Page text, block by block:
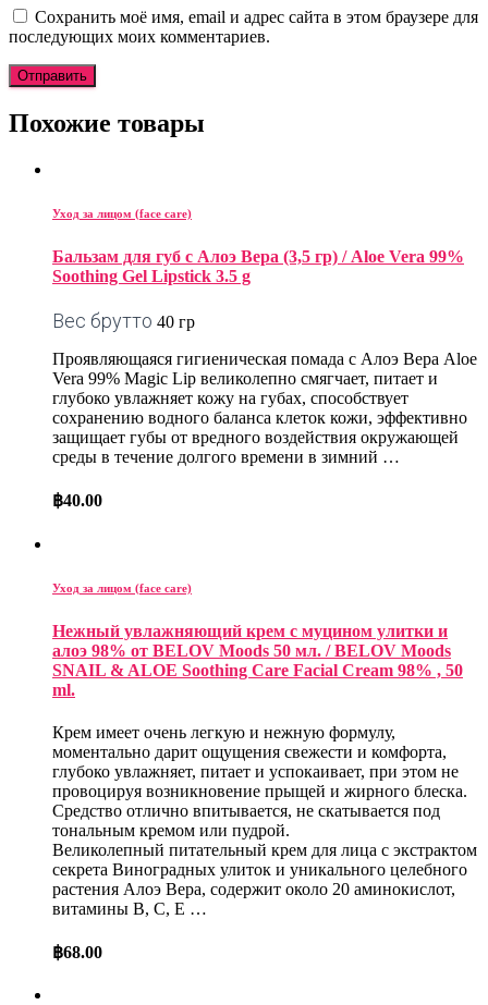
Сохранить моё имя, email и адрес сайта в этом браузере для
последующих моих комментариев.
Похожие товары
Уход за лицом (face care)
Бальзам для губ с Алоэ Вера (3,5 гр) / Aloe Vera 99%
Soothing Gel Lipstick 3.5 g
Вес брутто 40 гр
Проявляющаяся гигиеническая помада с Алоэ Вера Aloe
Vera 99% Magic Lip великолепно смягчает, питает и
глубоко увлажняет кожу на губах, способствует
сохранению водного баланса клеток кожи, эффективно
защищает губы от вредного воздействия окружающей
среды в течение долгого времени в зимний …
฿40.00
Уход за лицом (face care)
Нежный увлажняющий крем с муцином улитки и
алоэ 98% от BELOV Moods 50 мл. / BELOV Moods
SNAIL & ALOE Soothing Care Facial Cream 98% , 50
ml.
Крем имеет очень легкую и нежную формулу,
моментально дарит ощущения свежести и комфорта,
глубоко увлажняет, питает и успокаивает, при этом не
провоцируя возникновение прыщей и жирного блеска.
Средство отлично впитывается, не скатывается под
тональным кремом или пудрой.
Великолепный питательный крем для лица с экстрактом
секрета Виноградных улиток и уникального целебного
растения Алоэ Вера, содержит около 20 аминокислот,
витамины В, С, Е …
฿68.00